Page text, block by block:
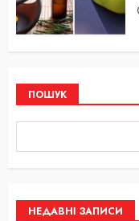
ПОШУК
НЕДАВНІ ЗАПИСИ